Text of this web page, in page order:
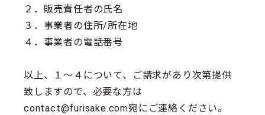
２．販売責任者の氏名
３．事業者の住所/所在地
４．事業者の電話番号
以上、１～４について、ご請求があり次第提供
致しますので、必要な方は
contact@furisake.com宛にご連絡ください。